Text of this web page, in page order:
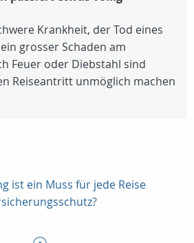
Krankheit, der Tod eines
grosser Schaden am
Feuer oder Diebstahl sind
Reiseantritt unmöglich machen
ist ein Muss für jede Reise